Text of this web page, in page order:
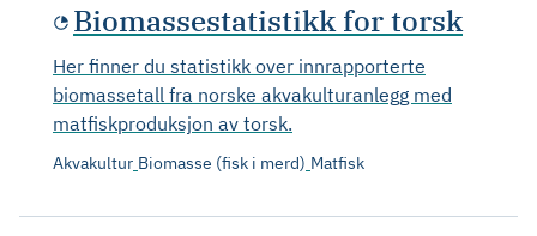
Biomassestatistikk for torsk
Her finner du statistikk over innrapporterte
biomassetall fra norske akvakulturanlegg med
matfiskproduksjon av torsk.
Akvakultur Biomasse (fisk i merd) Matfisk